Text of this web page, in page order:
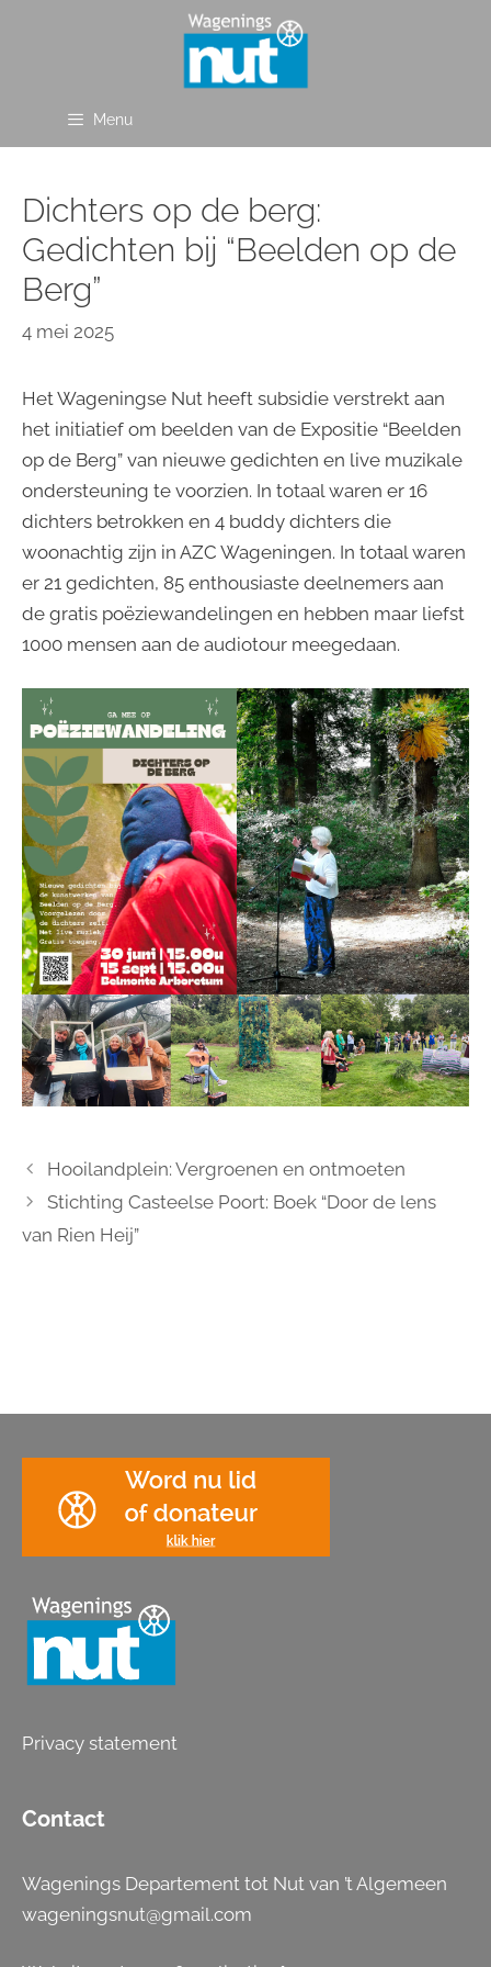
Menu
Dichters op de berg:
Gedichten bij “Beelden op de
Berg”
4 mei 2025
Het Wageningse Nut heeft subsidie verstrekt aan
het initiatief om beelden van de Expositie “Beelden
op de Berg” van nieuwe gedichten en live muzikale
ondersteuning te voorzien. In totaal waren er 16
dichters betrokken en 4 buddy dichters die
woonachtig zijn in AZC Wageningen. In totaal waren
er 21 gedichten, 85 enthousiaste deelnemers aan
de gratis poëziewandelingen en hebben maar liefst
1000 mensen aan de audiotour meegedaan.
Hooilandplein: Vergroenen en ontmoeten
Stichting Casteelse Poort: Boek “Door de lens
van Rien Heij”
Privacy statement
Contact
Wagenings Departement tot Nut van ’t Algemeen
wageningsnut@gmail.com